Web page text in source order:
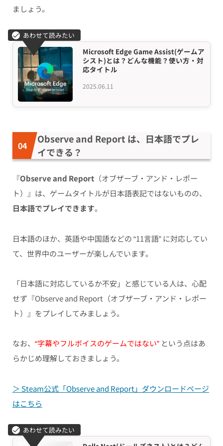
ましょう。
2025.06.11
Microsoft Edge Game Assist(ゲームア
シスト)とは？どんな機能？使い方・対
応タイトル
Observe and Report は、日本語でプレ
イできる？
『Observe and Report（オブザーブ・アンド・レポー
ト）』は、ゲームタイトルが日本語表記ではないものの、
日本語でプレイできます。
日本語のほか、英語や中国語などの “11言語” に対応してい
て、世界中のユーザーが楽しんでいます。
「日本語に対応しているか不安」と感じている人は、心配
せず『Observe and Report（オブザーブ・アンド・レポー
ト）』をプレイしてみましょう。
なお、 “字幕やフルボイスのゲームではない” という点はあ
らかじめ理解しておきましょう。
＞ Steam公式「Observe and Report」ダウンロードページ
はこちら